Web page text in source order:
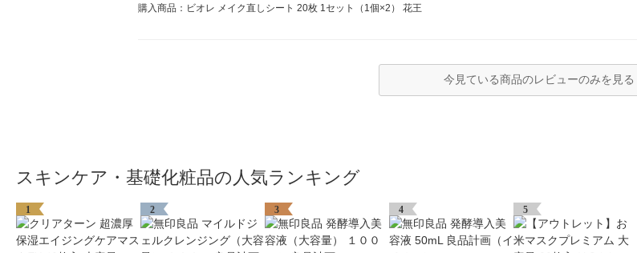
購入商品：ビオレ メイク直しシート 20枚 1セット（1個×2） 花王
今見ている商品のレビューのみを見る
スキンケア・基礎化粧品の人気ランキング
1 2 3 4 5